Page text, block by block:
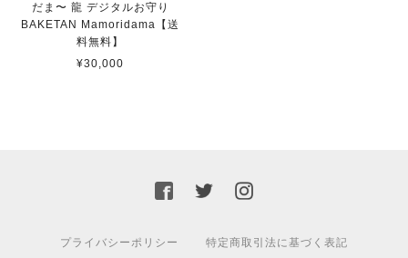
だま〜 龍 デジタルお守り
BAKETAN Mamoridama【送
料無料】
¥30,000
プライバシーポリシー 特定商取引法に基づく表記